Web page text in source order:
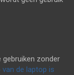
zonder
van de laptop is